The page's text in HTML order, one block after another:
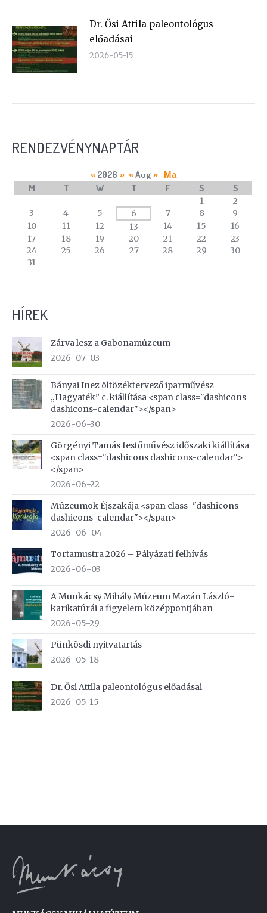
Dr. Ősi Attila paleontológus
előadásai
2026-05-15
RENDEZVÉNYNAPTÁR
calendar
events
« 2026 » « Aug » Ma
M T W T F S S
1
2
3
4 5 6 7 8
9
10
11 12 13 14 15
16
17
18 19 20 21 22
23
24
25 26 27 28 29
30
31
HÍREK
Zárva lesz a Gabonamúzeum
2026-07-03
Bányai Inez öltözéktervező iparművész
„Hagyaték” c. kiállítása <span class="dashicons
dashicons-calendar"></span>
2026-06-30
Görgényi Tamás festőművész időszaki kiállítása
<span class="dashicons dashicons-calendar">
</span>
2026-06-22
Múzeumok Éjszakája <span class="dashicons
dashicons-calendar"></span>
2026-06-04
Tortamustra 2026 – Pályázati felhívás
2026-06-03
A Munkácsy Mihály Múzeum Mazán László-
karikatúrái a figyelem középpontjában
2026-05-29
Pünkösdi nyitvatartás
2026-05-18
Dr. Ősi Attila paleontológus előadásai
2026-05-15